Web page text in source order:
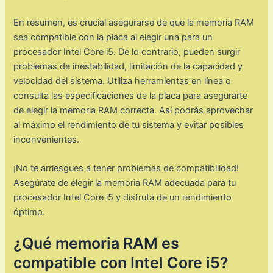
En resumen, es crucial asegurarse de que la memoria RAM
sea compatible con la placa al elegir una para un
procesador Intel Core i5. De lo contrario, pueden surgir
problemas de inestabilidad, limitación de la capacidad y
velocidad del sistema. Utiliza herramientas en línea o
consulta las especificaciones de la placa para asegurarte
de elegir la memoria RAM correcta. Así podrás aprovechar
al máximo el rendimiento de tu sistema y evitar posibles
inconvenientes.
¡No te arriesgues a tener problemas de compatibilidad!
Asegúrate de elegir la memoria RAM adecuada para tu
procesador Intel Core i5 y disfruta de un rendimiento
óptimo.
¿Qué memoria RAM es
compatible con Intel Core i5?